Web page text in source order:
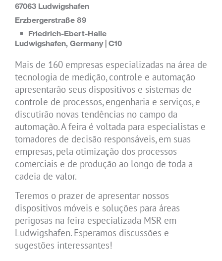
67063 Ludwigshafen
Erzbergerstraße 89
Friedrich-Ebert-Halle
Ludwigshafen, Germany | C10
Mais de 160 empresas especializadas na área de
tecnologia de medição, controle e automação
apresentarão seus dispositivos e sistemas de
controle de processos, engenharia e serviços, e
discutirão novas tendências no campo da
automação. A feira é voltada para especialistas e
tomadores de decisão responsáveis, em suas
empresas, pela otimização dos processos
comerciais e de produção ao longo de toda a
cadeia de valor.
Teremos o prazer de apresentar nossos
dispositivos móveis e soluções para áreas
perigosas na feira especializada MSR em
Ludwigshafen. Esperamos discussões e
sugestões interessantes!